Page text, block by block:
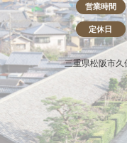
営業時間
定休日
三重県松阪市久